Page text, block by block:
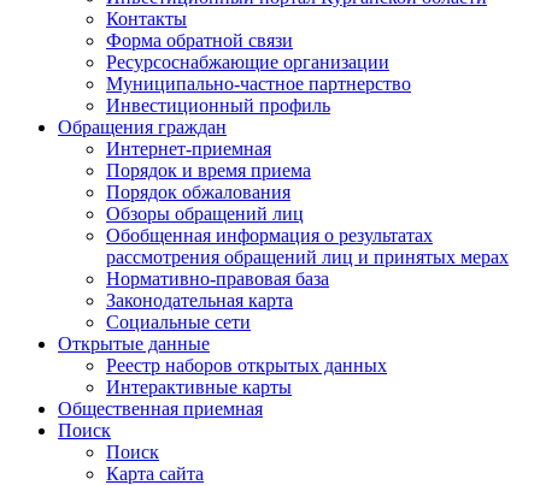
Контакты
Форма обратной связи
Ресурсоснабжающие организации
Муниципально-частное партнерство
Инвестиционный профиль
Обращения граждан
Интернет-приемная
Порядок и время приема
Порядок обжалования
Обзоры обращений лиц
Обобщенная информация о результатах
рассмотрения обращений лиц и принятых мерах
Нормативно-правовая база
Законодательная карта
Социальные сети
Открытые данные
Реестр наборов открытых данных
Интерактивные карты
Общественная приемная
Поиск
Поиск
Карта сайта